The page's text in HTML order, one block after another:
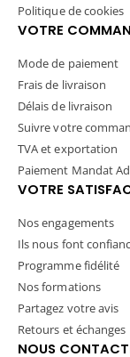
Politique de cookies
VOTRE
Mode de paiement
Frais de livraison
Délais de livraison
Suivre votre
TVA et exportation
Paiement Mandat
VOTRE
Nos engagements
Ils nous font
Programme fidélité
Nos formations
Partagez votre avis
Retours et échanges
NOUS